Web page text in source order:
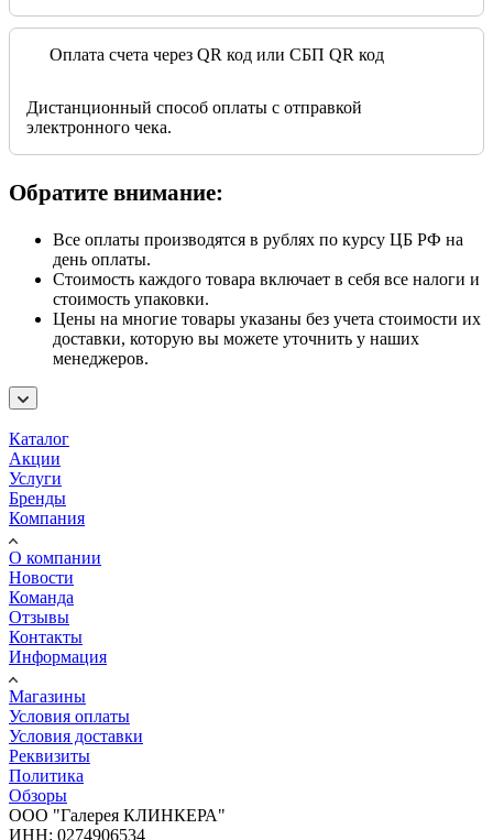
Оплата счета через QR код или СБП QR код
Дистанционный способ оплаты с отправкой
электронного чека.
Обратите внимание:
Все оплаты производятся в рублях по курсу ЦБ РФ на
день оплаты.
Стоимость каждого товара включает в себя все налоги и
стоимость упаковки.
Цены на многие товары указаны без учета стоимости их
доставки, которую вы можете уточнить у наших
менеджеров.
Каталог
Акции
Услуги
Бренды
Компания
О компании
Новости
Команда
Отзывы
Контакты
Информация
Магазины
Условия оплаты
Условия доставки
Реквизиты
Политика
Обзоры
ООО "Галерея КЛИНКЕРА"
ИНН: 0274906534